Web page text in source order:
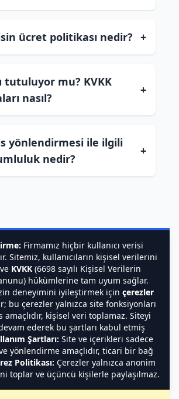
ücret politikası nedir? +
tutuluyor mu? KVKK
nasıl?
+
yönlendirmesi ile ilgili
nedir?
+
Firmamız hiçbir kullanıcı verisi
Sitemiz, kullanıcıların kişisel verilerini
KVKK(6698 sayılı Kişisel Verilerin
hükümlerine tam uyum sağlar.
deneyimini iyileştirmek için çerezler
bu çerezler yalnızca site fonksiyonları
kişisel veri toplamaz. Siteyi
ederek bu şartları kabul etmiş
Şartları: Site ve içerikleri sadece
yönlendirme amaçlıdır, ticari bir bağ
Politikası: Çerezler yalnızca anonim
toplar ve üçüncü kişilerle paylaşılmaz.